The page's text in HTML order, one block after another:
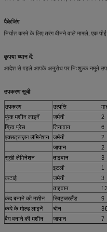
पैकेजिंग
निर्यात करने के लिए तरंग बीनने वाले मामले, एक
कृपया ध्यान दें:
आदेश से पहले आपके अनुरोध पर निःशुल्क नमूने
उपकरण सूची
उपकरण उत्पत्ति
फूंक मशीन लाइनें
जर्मनी
2
ग्रिव प्रेस
तियावान
6
एक्सट्रूज़न लैमिनेशन जर्मनी
2
जापान
2
सूखी लेमिनेशन
ताइवान
3
इटली
1
कटाई
जर्मनी
3
ताइवान
13
कंद बनाने की मशीन
स्विट्जरलैंड
9
कंधे के मोल्ड लाइनें
चीन
36
बैग बनाने की मशीन
जापान 7